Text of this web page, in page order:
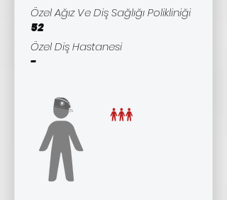
Özel Ağız Ve Diş Sağlığı Polikliniği
52
Özel Diş Hastanesi
-